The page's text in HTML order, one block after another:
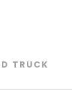
TRUCK